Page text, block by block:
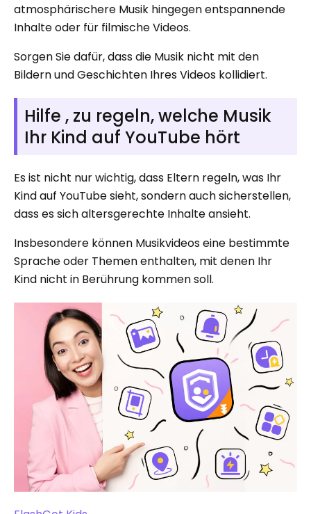
atmosphärischere Musik hingegen entspannende
Inhalte oder für filmische Videos.
Sorgen Sie dafür, dass die Musik nicht mit den
Bildern und Geschichten Ihres Videos kollidiert.
Hilfe , zu regeln, welche Musik
Ihr Kind auf YouTube hört
Es ist nicht nur wichtig, dass Eltern regeln, was Ihr
Kind auf YouTube sieht, sondern auch sicherstellen,
dass es sich altersgerechte Inhalte ansieht.
Insbesondere können Musikvideos eine bestimmte
Sprache oder Themen enthalten, mit denen Ihr
Kind nicht in Berührung kommen soll.